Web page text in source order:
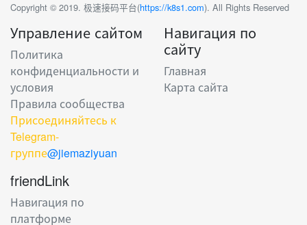
Copyright © 2019. 极速接码平台(https://k8s1.com). All Rights Reserved
Управление сайтом
Политика
конфиденциальности и
условия
Правила сообщества
Присоединяйтесь к
Telegram-
группе@jiemaziyuan
Навигация по
сайту
Главная
Карта сайта
friendLink
Навигация по
платформе